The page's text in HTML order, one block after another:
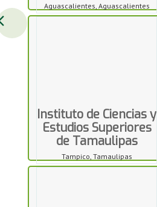
Aguascalientes, Aguascalientes
Instituto de Ciencias y
Estudios Superiores
de Tamaulipas
Tampico, Tamaulipas